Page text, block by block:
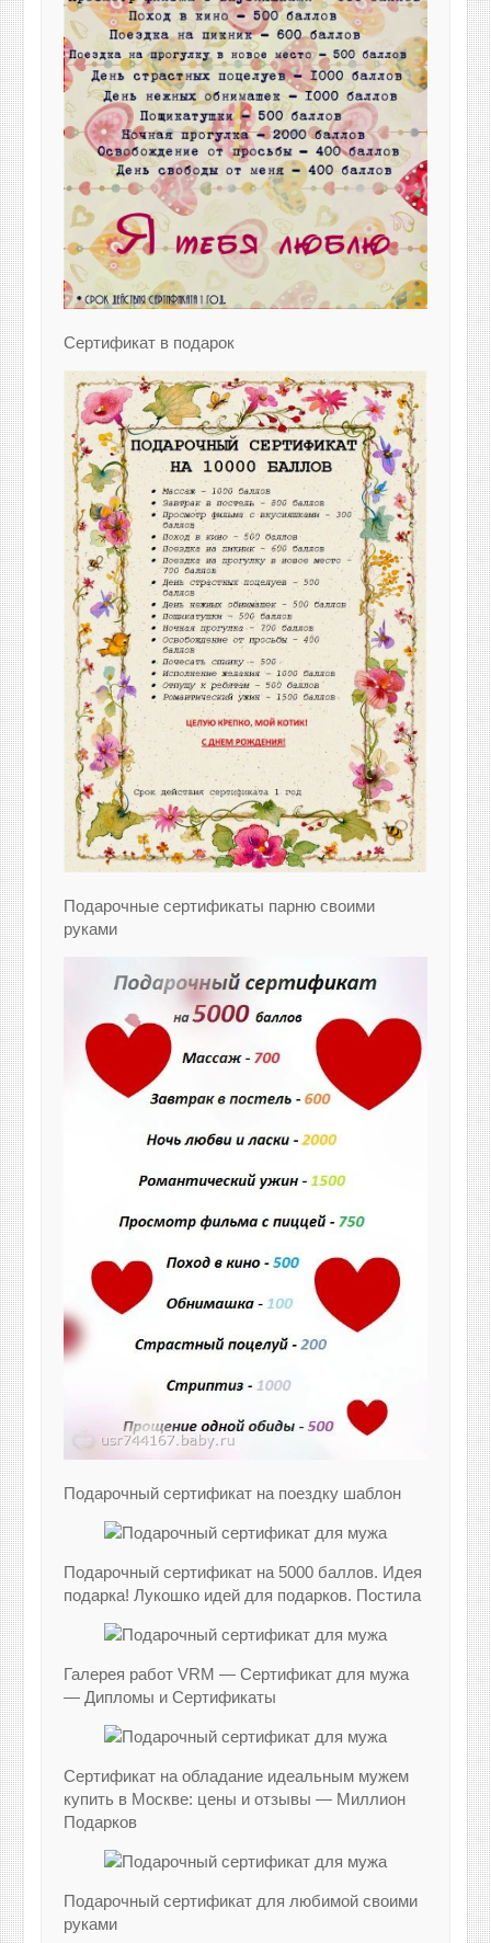
Сертификат в подарок
Подарочные сертификаты парню своими
руками
Подарочный сертификат на поездку шаблон
Подарочный сертификат на 5000 баллов. Идея
подарка! Лукошко идей для подарков. Постила
Галерея работ VRM — Сертификат для мужа
— Дипломы и Сертификаты
Сертификат на обладание идеальным мужем
купить в Москве: цены и отзывы — Миллион
Подарков
Подарочный сертификат для любимой своими
руками